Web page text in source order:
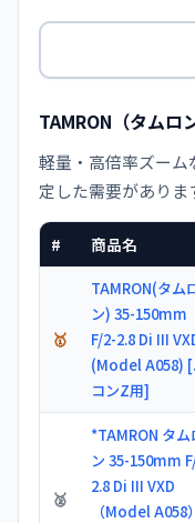
TAMRON（タムロン
軽量・高倍率ズー
定した需要がありま
# 商品名
🥇
TAMRON(タム
ン) 35-150mm
F/2-2.8 Di III
(Model A058) [
コンZ用]
🥈
*TAMRON タム
ン 35-150mm
2.8 Di III VXD
（Model A058）